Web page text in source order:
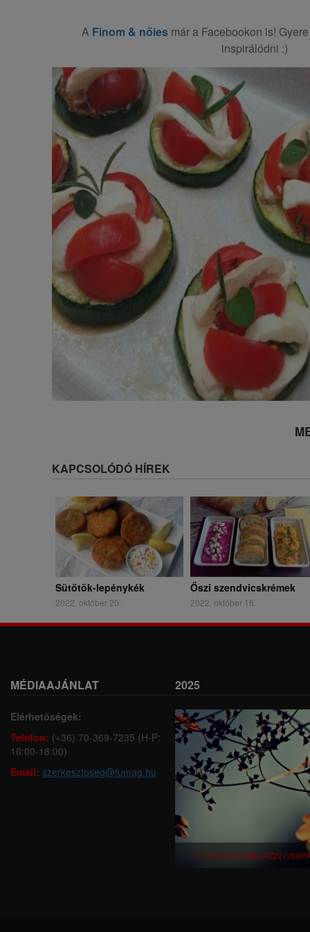
A Finom & nőies már a Facebookon is!
inspirálódni :)
KAPCSOLÓDÓ HÍREK
Sütőtök-lepénykék
2022. október 20.
Őszi szendvicskrémek
2022. október 16.
MÉDIAAJÁNLAT
Elérhetőségek:
Telefon: (+36) 70-369-7235 (H-P:
10:00-18:00)
Email: szerkesztoseg@tumag.hu
2025
A TUDATOS MAGAZIN